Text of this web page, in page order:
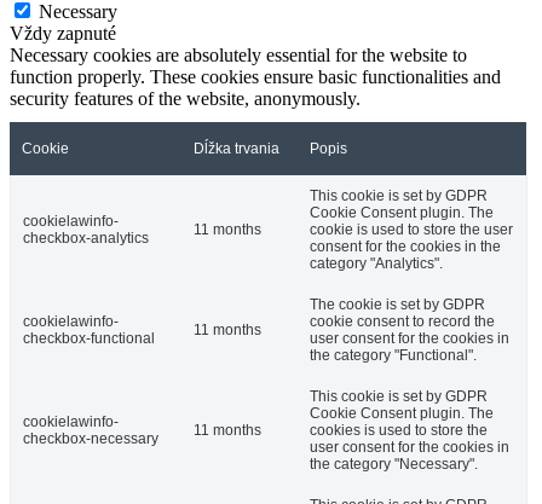
Necessary
Vždy zapnuté
Necessary cookies are absolutely essential for the website to
function properly. These cookies ensure basic functionalities and
security features of the website, anonymously.
Cookie Dĺžka trvania Popis
cookielawinfo-
checkbox-analytics
11 months
This cookie is set by GDPR
Cookie Consent plugin. The
cookie is used to store the user
consent for the cookies in the
category "Analytics".
cookielawinfo-
checkbox-functional
11 months
The cookie is set by GDPR
cookie consent to record the
user consent for the cookies in
the category "Functional".
cookielawinfo-
checkbox-necessary
11 months
This cookie is set by GDPR
Cookie Consent plugin. The
cookies is used to store the
user consent for the cookies in
the category "Necessary".